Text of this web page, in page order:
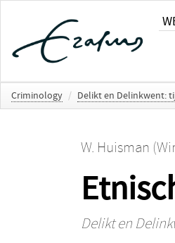
Criminology / Delikt en Delinkwent:
W. Huisman
Delikt en